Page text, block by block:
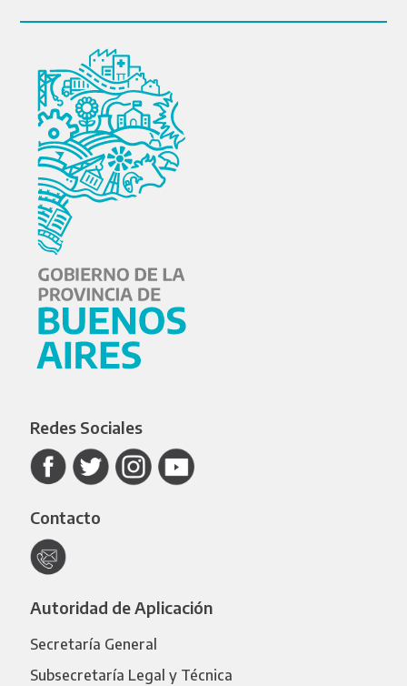
Redes Sociales
Contacto
Autoridad de Aplicación
Secretaría General
Subsecretaría Legal y Técnica